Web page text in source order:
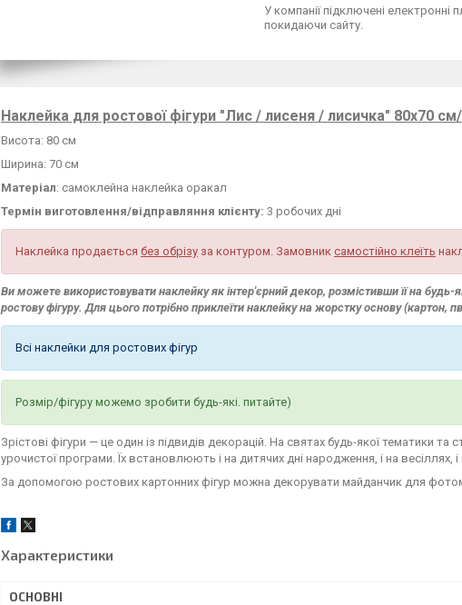
У компанії підключені
покидаючи сайту.
Наклейка для ростової фігури "Лис / лисеня / лисичка" 80х70
Висота: 80 см
Ширина: 70 см
Матеріал: самоклейна наклейка оракал
Термін виготовлення/відправляння клієнту: 3 робочих дні
Наклейка продається без обрізу за контуром. Замовник самостійно клеїть
Ви можете використовувати наклейку як інтер'єрний декор, розмістивши її на будь-
ростову фігуру. Для цього потрібно приклеїти наклейку на жорстку основу (картон,
Всі наклейки для ростових фігур
Розмір/фігуру можемо зробити будь-які. питайте)
Зрістові фігури — це один із підвидів декорацій. На святах будь-якої тематики та
урочистої програми. Їх встановлюють і на дитячих дні народження, і на весіллях,
За допомогою ростових картонних фігур можна декорувати майданчик для
Характеристики
ОСНОВНІ